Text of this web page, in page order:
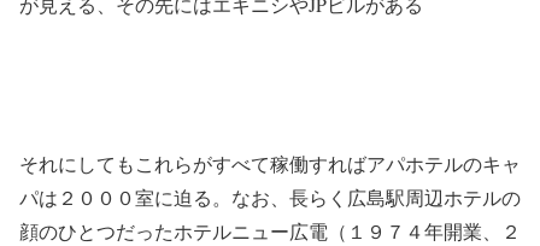
それにしてもこれらがすべて稼働すればアパホテルのキャ
パは２０００室に迫る。なお、長らく広島駅周辺ホテルの
顔のひとつだったホテルニュー広電（１９７４年開業、２